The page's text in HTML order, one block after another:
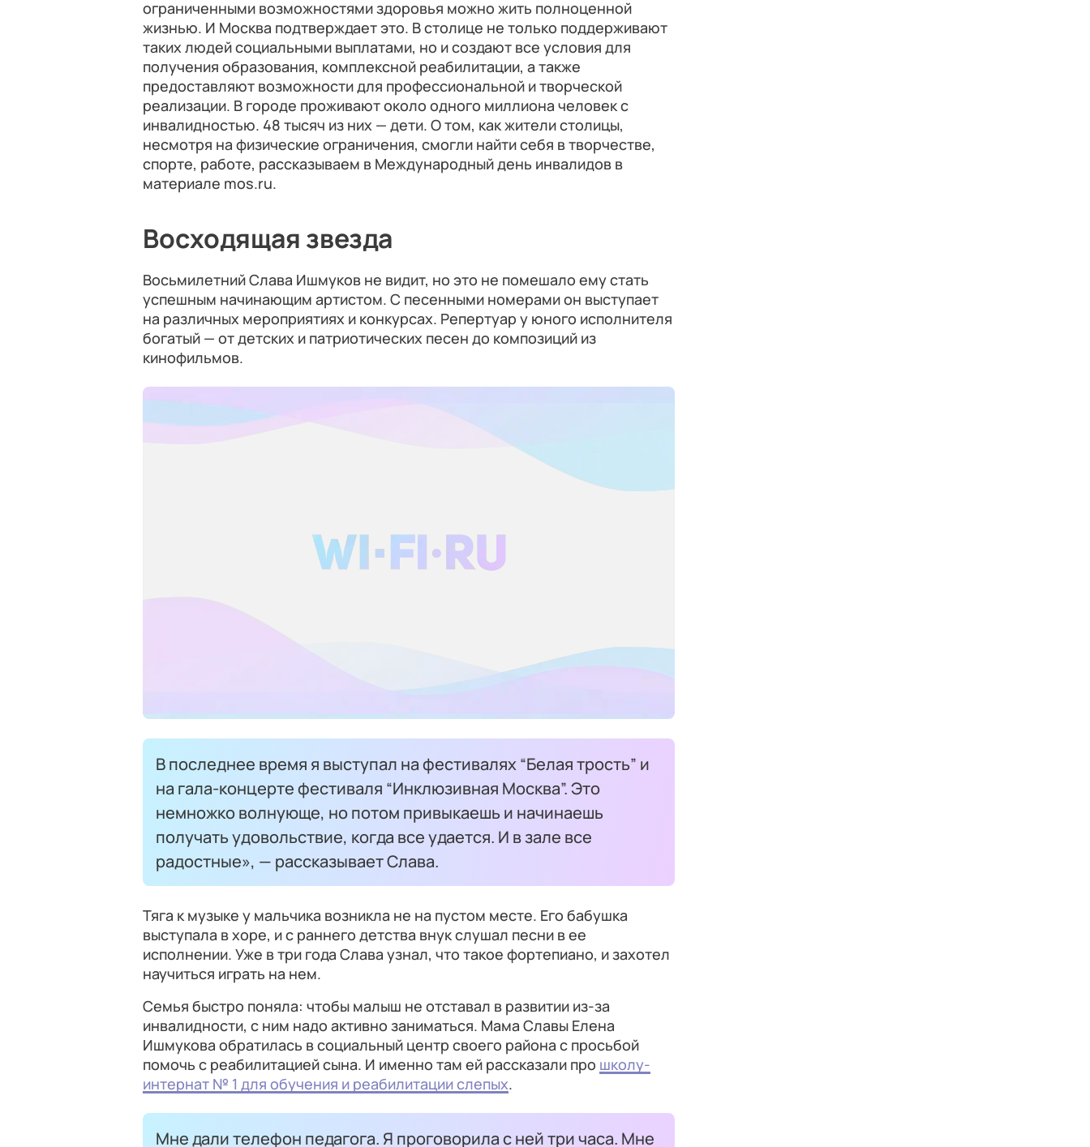
ограниченными возможностями здоровья можно жить полноценной
жизнью. И Москва подтверждает это. В столице не только поддерживают
таких людей социальными выплатами, но и создают все условия для
получения образования, комплексной реабилитации, а также
предоставляют возможности для профессиональной и творческой
реализации. В городе проживают около одного миллиона человек с
инвалидностью. 48 тысяч из них — дети. О том, как жители столицы,
несмотря на физические ограничения, смогли найти себя в творчестве,
спорте, работе, рассказываем в Международный день инвалидов в
материале mos.ru.
Восходящая звезда
Восьмилетний Слава Ишмуков не видит, но это не помешало ему стать
успешным начинающим артистом. С песенными номерами он выступает
на различных мероприятиях и конкурсах. Репертуар у юного исполнителя
богатый — от детских и патриотических песен до композиций из
кинофильмов.
В последнее время я выступал на фестивалях “Белая трость” и
на гала-концерте фестиваля “Инклюзивная Москва”. Это
немножко волнующе, но потом привыкаешь и начинаешь
получать удовольствие, когда все удается. И в зале все
радостные», — рассказывает Слава.
Тяга к музыке у мальчика возникла не на пустом месте. Его бабушка
выступала в хоре, и с раннего детства внук слушал песни в ее
исполнении. Уже в три года Слава узнал, что такое фортепиано, и захотел
научиться играть на нем.
Семья быстро поняла: чтобы малыш не отставал в развитии из-за
инвалидности, с ним надо активно заниматься. Мама Славы Елена
Ишмукова обратилась в социальный центр своего района с просьбой
помочь с реабилитацией сына. И именно там ей рассказали про школу-
интернат № 1 для обучения и реабилитации слепых.
Мне дали телефон педагога. Я проговорила с ней три часа. Мне